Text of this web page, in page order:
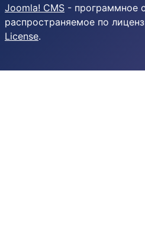
Joomla! CMS - программное
распространяемое по
License.